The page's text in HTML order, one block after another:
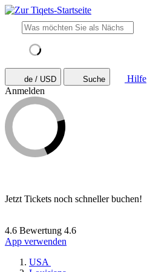
de / USD Suche
Hilfe
Anmelden
Jetzt Tickets noch schneller buchen!
4.6 Bewertung 4.6
App verwenden
USA